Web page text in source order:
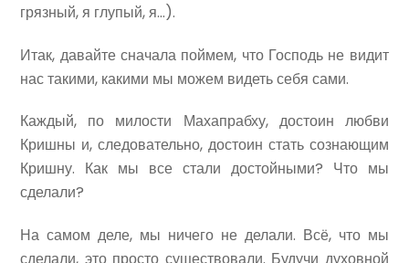
грязный, я глупый, я…).
Итак, давайте сначала поймем, что Господь не видит
нас такими, какими мы можем видеть себя сами.
Каждый, по милости Махапрабху, достоин любви
Кришны и, следовательно, достоин стать сознающим
Кришну. Как мы все стали достойными? Что мы
сделали?
На самом деле, мы ничего не делали. Всё, что мы